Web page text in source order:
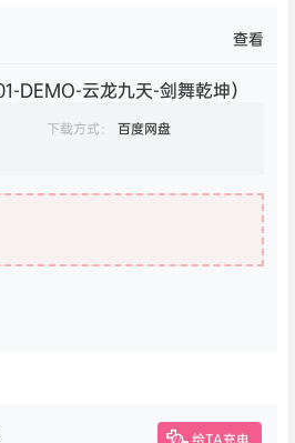
查看
DEMO-云龙九天-剑舞乾坤）
下载方式：
百度网盘
给TA充电